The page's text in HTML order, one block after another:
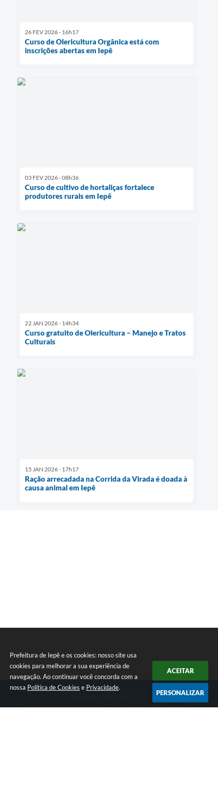
Prefeitura de Iepê e os cookies: nosso site usa
cookies para melhorar a sua experiência de
navegação. Ao continuar você concorda com a
nossa Política de Cookies e Privacidade.
ACEITAR
PERSONALIZAR
26 FEV 2026 - 16h17
Curso de Olericultura Orgânica está com
inscrições abertas em Iepê
03 FEV 2026 - 08h36
Curso de cultivo de hortaliças fortalece
produtores rurais em Iepê
22 JAN 2026 - 14h34
Curso gratuito de Olericultura – Manejo e Tratos
Culturais
15 JAN 2026 - 17h17
Ração arrecadada na Corrida da Virada é doada à
causa animal em Iepê
Endereço: Rua Minas Gerais, 274 Centro | CEP: 19640-015